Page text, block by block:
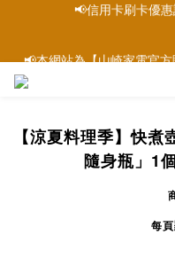
📢本網站為【山崎家電官
【涼夏料理季】快
隨身瓶」1
每